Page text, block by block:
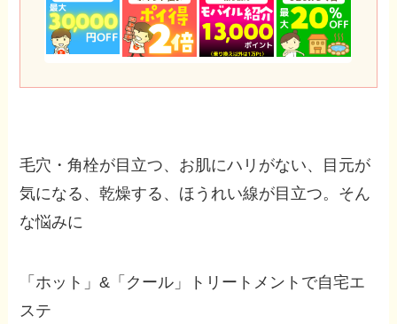
毛穴・角栓が目立つ、お肌にハリがない、目元が
気になる、乾燥する、ほうれい線が目立つ。そん
な悩みに
「ホット」&「クール」トリートメントで自宅エ
ステ